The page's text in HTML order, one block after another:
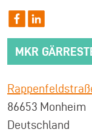
MKR
86653 Monheim
Deutschland